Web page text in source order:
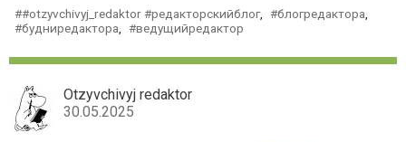
#otzyvchivyj_redaktor #редакторскийблог, блогредактора
будниредактора
ведущийредактор
Otzyvchivyj redaktor
30.05.2025